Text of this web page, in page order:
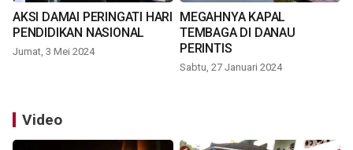
AKSI DAMAI PERINGATI HARI
PENDIDIKAN NASIONAL
Jumat, 3 Mei 2024
MEGAHNYA KAPAL
TEMBAGA DI DANAU
PERINTIS
Sabtu, 27 Januari 2024
Video